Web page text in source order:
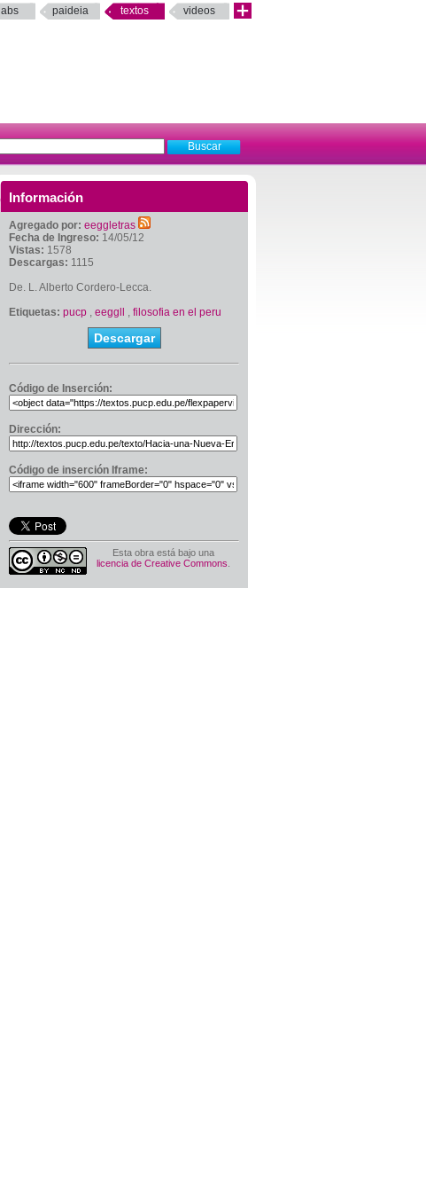
paideia textos videos
Información
Agregado por: eeggletras
Fecha de Ingreso: 14/05/12
Vistas: 1578
Descargas: 1115
De. L. Alberto Cordero-Lecca.
Etiquetas: pucp , eeggll , filosofia en el peru
Descargar
Código de Inserción:
Dirección:
Código de inserción Iframe:
Esta obra está bajo una
licencia de Creative Commons